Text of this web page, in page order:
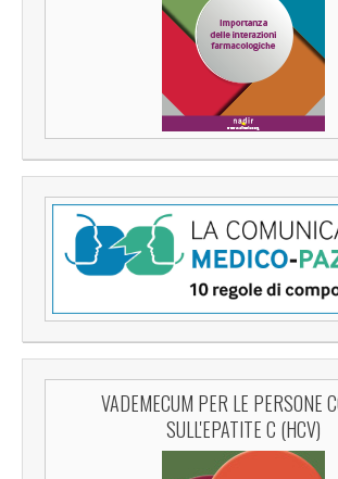
VADEMECUM PER LE PERSONE
SULL'EPATITE C (HCV)